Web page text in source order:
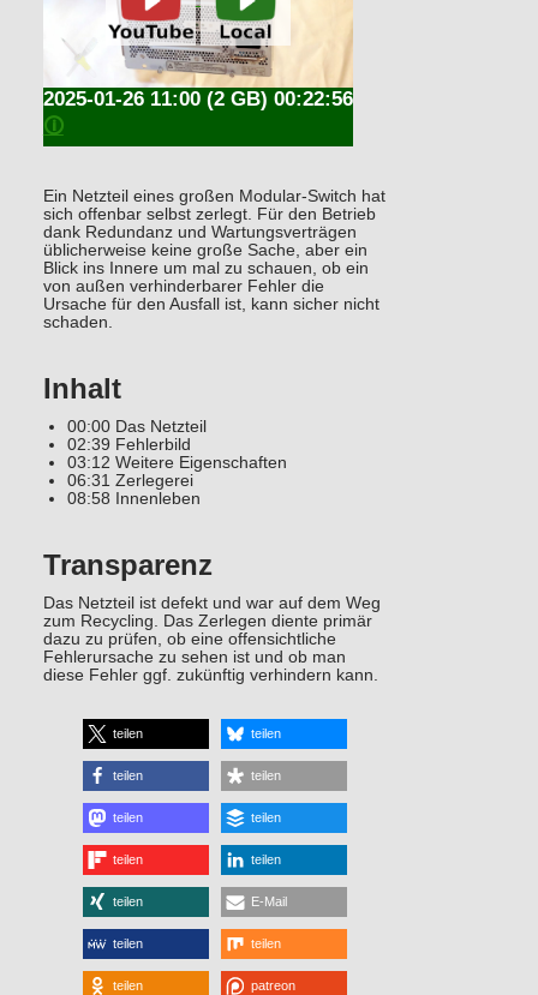
(2 GB) 00:22:56
2025-01-26 11:00
🛈
Ein Netzteil eines großen Modular-Switch hat
sich offenbar selbst zerlegt. Für den Betrieb
dank Redundanz und Wartungsverträgen
üblicherweise keine große Sache, aber ein
Blick ins Innere um mal zu schauen, ob ein
von außen verhinderbarer Fehler die
Ursache für den Ausfall ist, kann sicher nicht
schaden.
Inhalt
00:00 Das Netzteil
02:39 Fehlerbild
03:12 Weitere Eigenschaften
06:31 Zerlegerei
08:58 Innenleben
Transparenz
Das Netzteil ist defekt und war auf dem Weg
zum Recycling. Das Zerlegen diente primär
dazu zu prüfen, ob eine offensichtliche
Fehlerursache zu sehen ist und ob man
diese Fehler ggf. zukünftig verhindern kann.
teilen teilen
teilen teilen
teilen teilen
teilen teilen
teilen E-Mail
teilen teilen
teilen patreon